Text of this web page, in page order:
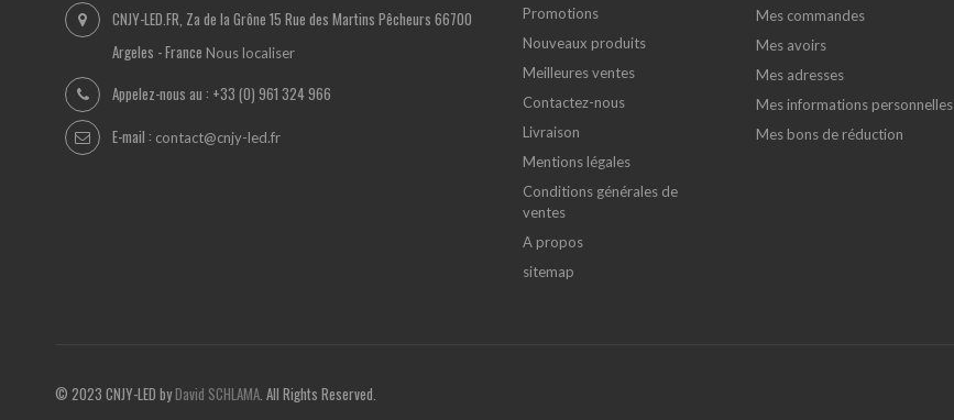
CNJY-LED.FR, Za de la Grône 15 Rue des Martins Pêcheurs 66700
Argeles - France Nous localiser
Appelez-nous au : +33 (0) 961 324 966
E-mail : contact@cnjy-led.fr
Promotions
Nouveaux produits
Meilleures ventes
Contactez-nous
Livraison
Mentions légales
Conditions générales de
ventes
A propos
sitemap
Mes commandes
Mes avoirs
Mes adresses
Mes informations personnelles
Mes bons de réduction
© 2023 CNJY-LED byDavid SCHLAMA. All Rights Reserved.